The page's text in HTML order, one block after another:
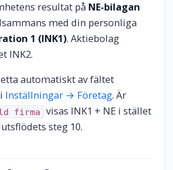
resultat på NE-bilagan
med din personliga
1 (INK1). Aktiebolag
INK2.
automatiskt av fältet
i Inställningar → Företag. Är
firma
visas INK1 + NE i stället
steg 10.